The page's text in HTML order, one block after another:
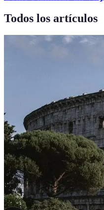
Todos los artículos